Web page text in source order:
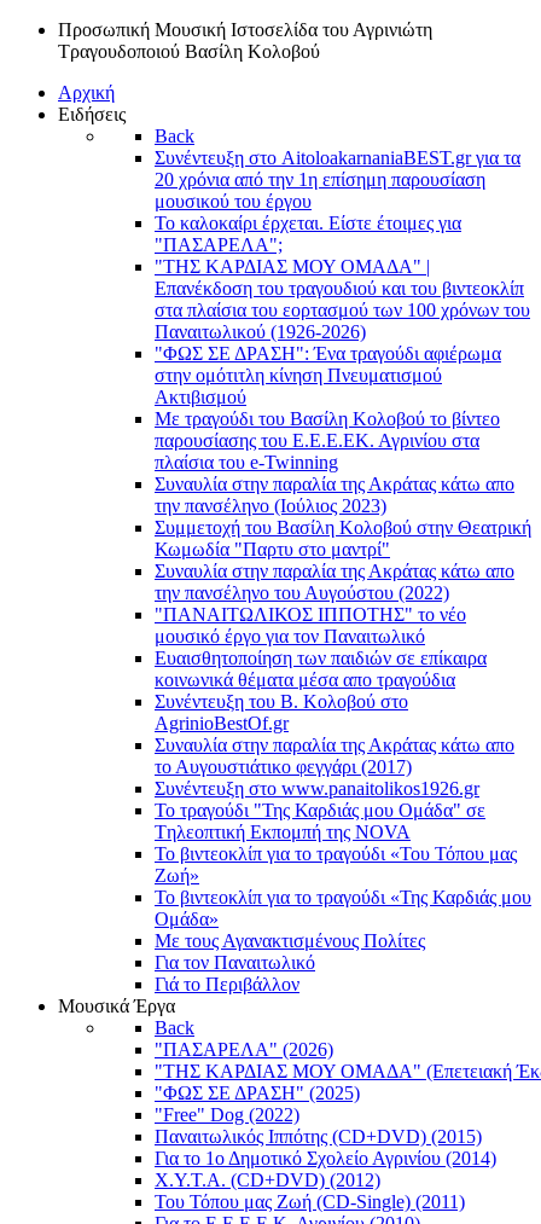
Προσωπική Μουσική Ιστοσελίδα του Αγρινιώτη
Τραγουδοποιού Βασίλη Κολοβού
Αρχική
Ειδήσεις
Back
Συνέντευξη στο AitoloakarnaniaBEST.gr για τα
20 χρόνια από την 1η επίσημη παρουσίαση
μουσικού του έργου
Το καλοκαίρι έρχεται. Είστε έτοιμες για
"ΠΑΣΑΡΕΛΑ";
"ΤΗΣ ΚΑΡΔΙΑΣ ΜΟΥ ΟΜΑΔΑ" |
Επανέκδοση του τραγουδιού και του βιντεοκλίπ
στα πλαίσια του εορτασμού των 100 χρόνων του
Παναιτωλικού (1926-2026)
"ΦΩΣ ΣΕ ΔΡΑΣΗ": Ένα τραγούδι αφιέρωμα
στην ομότιτλη κίνηση Πνευματισμού
Ακτιβισμού
Με τραγούδι του Βασίλη Κολοβού το βίντεο
παρουσίασης του Ε.Ε.Ε.ΕΚ. Αγρινίου στα
πλαίσια του e-Twinning
Συναυλία στην παραλία της Ακράτας κάτω απο
την πανσέληνο (Ιούλιος 2023)
Συμμετοχή του Βασίλη Κολοβού στην Θεατρική
Κωμωδία "Παρτυ στο μαντρί"
Συναυλία στην παραλία της Ακράτας κάτω απο
την πανσέληνο του Αυγούστου (2022)
"ΠΑΝΑΙΤΩΛΙΚΟΣ ΙΠΠΟΤΗΣ" το νέο
μουσικό έργο για τον Παναιτωλικό
Ευαισθητοποίηση των παιδιών σε επίκαιρα
κοινωνικά θέματα μέσα απο τραγούδια
Συνέντευξη του Β. Κολοβού στο
AgrinioBestOf.gr
Συναυλία στην παραλία της Ακράτας κάτω απο
το Αυγουστιάτικο φεγγάρι (2017)
Συνέντευξη στο www.panaitolikos1926.gr
Το τραγούδι "Της Καρδιάς μου Ομάδα" σε
Tηλεοπτική Eκπομπή της NOVA
Το βιντεοκλίπ για το τραγούδι «Του Τόπου μας
Ζωή»
Το βιντεοκλίπ για το τραγούδι «Της Καρδιάς μου
Ομάδα»
Με τους Αγανακτισμένους Πολίτες
Για τον Παναιτωλικό
Γιά το Περιβάλλον
Μουσικά Έργα
Back
"ΠΑΣΑΡΕΛΑ" (2026)
"ΤΗΣ ΚΑΡΔΙΑΣ ΜΟΥ ΟΜΑΔΑ" (Επετειακή
"ΦΩΣ ΣΕ ΔΡΑΣΗ" (2025)
"Free" Dog (2022)
Παναιτωλικός Ιππότης (CD+DVD) (2015)
Για το 1ο Δημοτικό Σχολείο Αγρινίου (2014)
X.Y.T.A. (CD+DVD) (2012)
Του Τόπου μας Ζωή (CD-Single) (2011)